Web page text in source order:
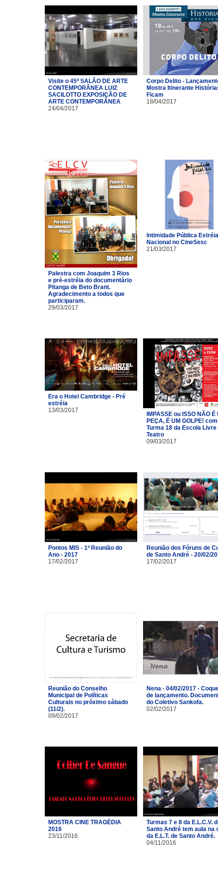
Visite o 45º SALÃO DE ARTE
CONTEMPORÂNEA LUIZ
SACILOTTO EXPOSIÇÃO DE
ARTE CONTEMPORÂNEA
24/04/2017
Corpo Delito -
Mostra Itinerante
Ficam
18/04/2017
Palestra com Joaquim 3 Rios
e pré-estréia do documentário
Pitanga de Beto Brant.
Agradecimento a todos que
participaram.
29/03/2017
Intimidade Pública Estréia
Nacional no CineSesc
21/03/2017
Era o Hotel Cambridge - Pré
estréia
13/03/2017
IMPASSE ou ISSO NÃO É
PEÇA, É UM GOLPE!
Turma 18 da Escola Livre
Teatro​
09/03/2017
Pontos MIS - 1ª Reunião do
Ano - 2017
17/02/2017
Reunião dos Fóruns de
de Santo André - 20/02/
17/02/2017
Reunião do Conselho
Municipal de Políticas
Culturais no próximo sábado
(11/2).
09/02/2017
Nena - 04/02/2017 -
de lançamento.
do Coletivo Sankofa.
02/02/2017
MOSTRA CINE TRAGÉDIA
2016
23/11/2016
Turmas 7 e 8 da E.L.C.V.
Santo André tem aula na
da E.L.T. de Santo André.
04/11/2016